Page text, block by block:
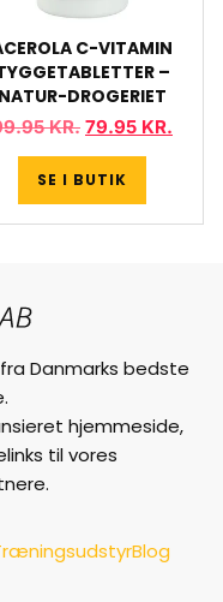
C-VITAMIN
–
NATUR-DROGERIET
KR. 79.95 KR.
SE I BUTIK
Danmarks bedste
hjemmeside,
til vores
Blog